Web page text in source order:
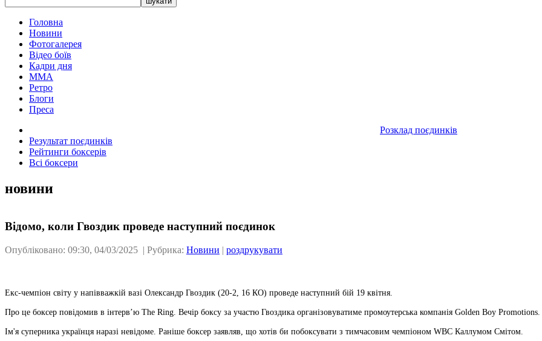
Головна
Новини
Фотогалерея
Відео боїв
Кадри дня
ММА
Ретро
Блоги
Преса
Розклад поєдинків
Результат поєдинків
Рейтинги боксерів
Всі боксери
новини
Відомо, коли Гвоздик проведе наступний поєдинок
Опубліковано: 09:30, 04/03/2025 | Рубрика: Новини | роздрукувати
Екс-чемпіон світу у напівважкій вазі Олександр Гвоздик (20-2, 16 КО) проведе наступний бій 19 квітня.
Про це боксер повідомив в інтервʼю The Ring. Вечір боксу за участю Гвоздика організовуватиме промоутерська компанія Golden Boy Promotions.
Ім'я суперника українця наразі невідоме. Раніше боксер заявляв, що хотів би побоксувати з тимчасовим чемпіоном WBC Каллумом Смітом.